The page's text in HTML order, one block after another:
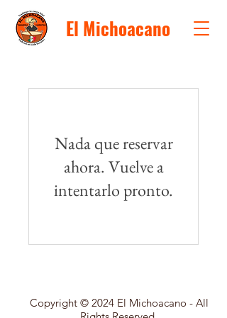
El Michoacano
Nada que reservar
ahora. Vuelve a
intentarlo pronto.
Copyright © 2024 El Michoacano - All